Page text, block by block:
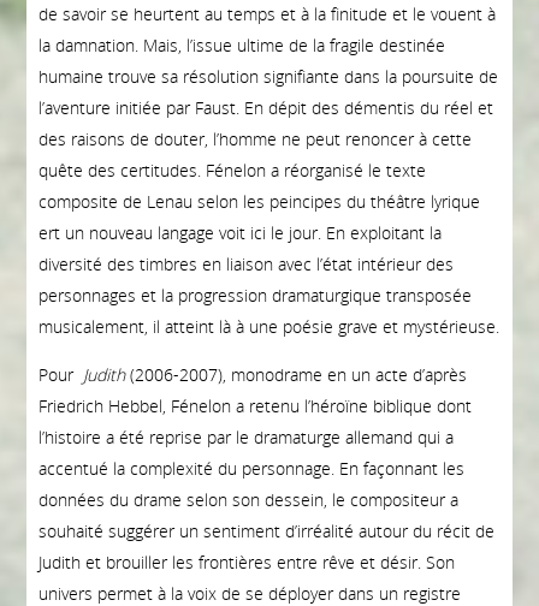
de savoir se heurtent au temps et à la finitude et le vouent à
la damnation. Mais, l’issue ultime de la fragile destinée
humaine trouve sa résolution signifiante dans la poursuite de
l’aventure initiée par Faust. En dépit des démentis du réel et
des raisons de douter, l’homme ne peut renoncer à cette
quête des certitudes. Fénelon a réorganisé le texte
composite de Lenau selon les peincipes du théâtre lyrique
ert un nouveau langage voit ici le jour. En exploitant la
diversité des timbres en liaison avec l’état intérieur des
personnages et la progression dramaturgique transposée
musicalement, il atteint là à une poésie grave et mystérieuse.
Pour Judith(2006-2007), monodrame en un acte d’après
Friedrich Hebbel, Fénelon a retenu l’héroïne biblique dont
l’histoire a été reprise par le dramaturge allemand qui a
accentué la complexité du personnage. En façonnant les
données du drame selon son dessein, le compositeur a
souhaité suggérer un sentiment d’irréalité autour du récit de
Judith et brouiller les frontières entre rêve et désir. Son
univers permet à la voix de se déployer dans un registre